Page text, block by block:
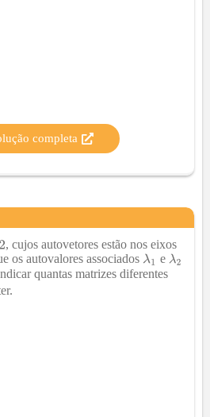
completa
, cujos autovetores estão nos eixos
os autovalores associados
e
quantas matrizes diferentes